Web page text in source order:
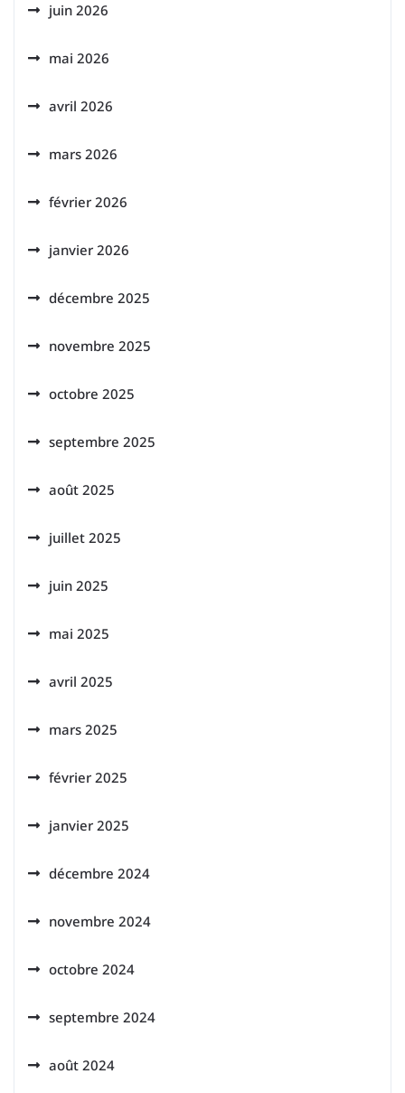
juin 2026
mai 2026
avril 2026
mars 2026
février 2026
janvier 2026
décembre 2025
novembre 2025
octobre 2025
septembre 2025
août 2025
juillet 2025
juin 2025
mai 2025
avril 2025
mars 2025
février 2025
janvier 2025
décembre 2024
novembre 2024
octobre 2024
septembre 2024
août 2024